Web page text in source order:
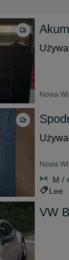
Nowa
Nowa
M /
Lee
VW